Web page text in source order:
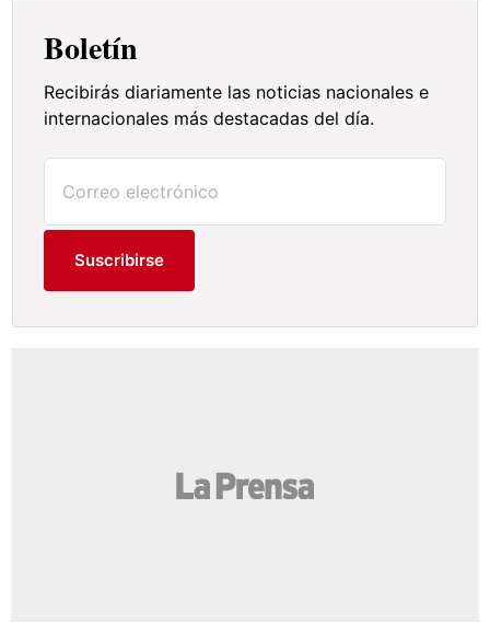
Boletín
Recibirás diariamente las noticias nacionales e
internacionales más destacadas del día.
Suscribirse